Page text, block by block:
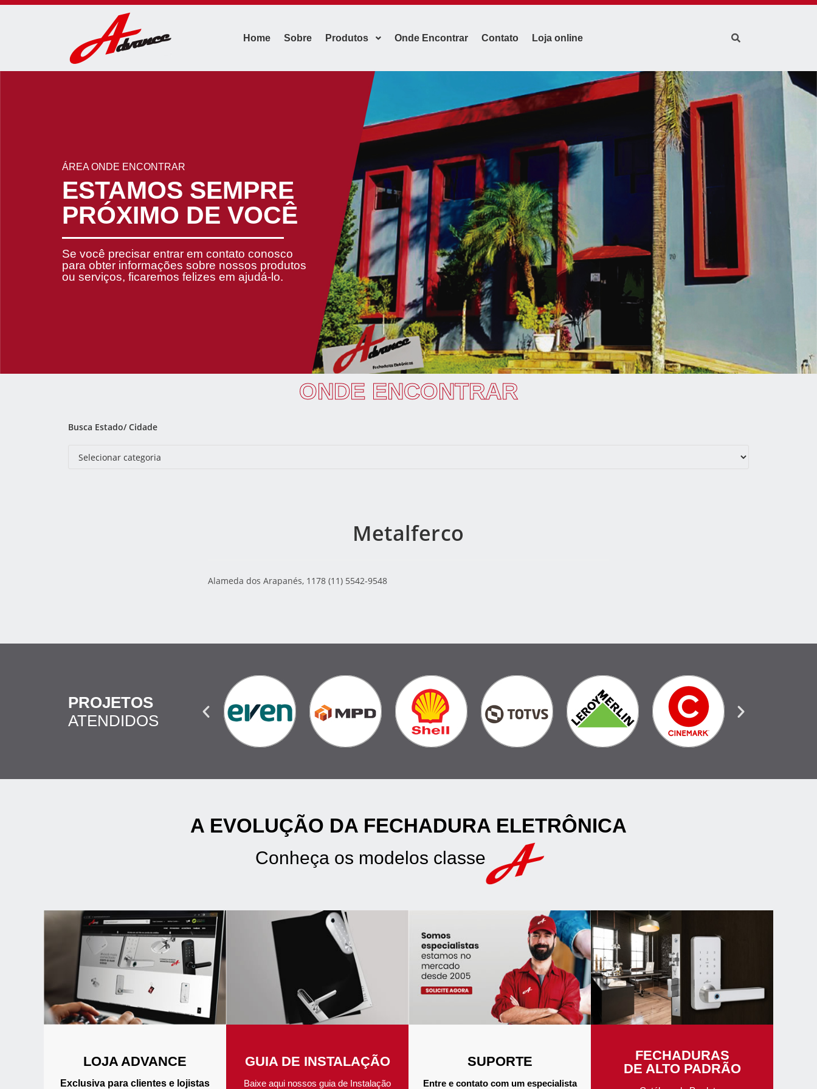
Home Sobre Produtos Onde Encontrar Contato Loja online
ÁREA ONDE ENCONTRAR
ESTAMOS SEMPRE
PRÓXIMO DE VOCÊ
Se você precisar entrar em contato conosco
para obter informações sobre nossos produtos
ou serviços, ficaremos felizes em ajudá-lo.
ONDE ENCONTRAR
Busca Estado/ Cidade
Metalferco
Alameda dos Arapanés, 1178 (11) 5542-9548
PROJETOS
ATENDIDOS
A EVOLUÇÃO DA FECHADURA ELETRÔNICA
Conheça os modelos classe
LOJA ADVANCE
Exclusiva para clientes e lojistas
GUIA DE INSTALAÇÃO
Baixe aqui nossos guia de Instalação
SUPORTE
Entre e contato com um especialista
FECHADURAS
DE ALTO PADRÃO